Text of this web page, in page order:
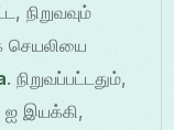
நிறுவவும்
செயலியை
. நிறுவப்பட்டதும்,
ஐ இயக்கி,